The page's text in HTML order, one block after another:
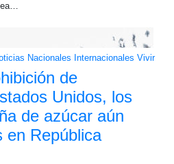
Nacionales Internacionales Vivir
de
Unidos, los
de azúcar aún
en República